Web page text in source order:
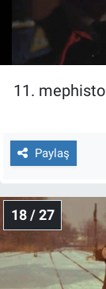
11.
Paylaş
18 / 27